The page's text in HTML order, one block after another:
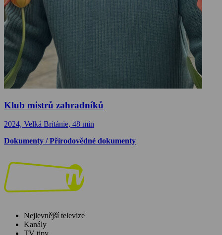
Klub mistrů zahradníků
2024, Velká Británie, 48 min
Dokumenty / Přírodovědné dokumenty
Nejlevnější televize
Kanály